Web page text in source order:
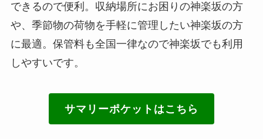
できるので便利。収納場所にお困りの神楽坂の方
や、季節物の荷物を手軽に管理したい神楽坂の方
に最適。保管料も全国一律なので神楽坂でも利用
しやすいです。
サマリーポケットはこちら